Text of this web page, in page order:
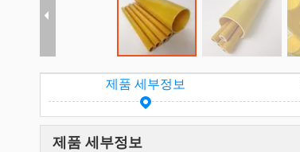
제품 세부정보
제품 세부정보